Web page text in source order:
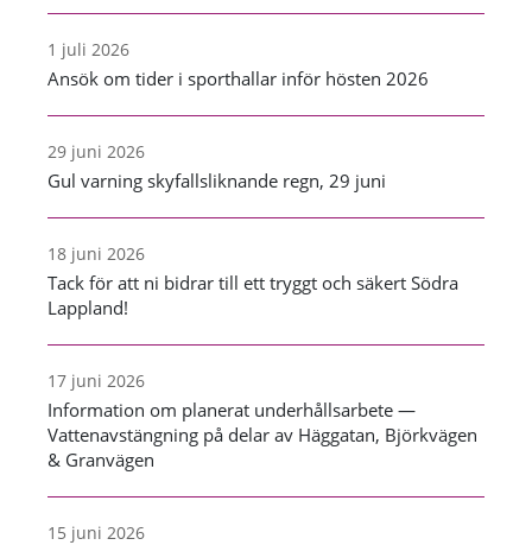
1 juli 2026
Ansök om tider i sporthallar inför hösten 2026
29 juni 2026
Gul varning skyfallsliknande regn, 29 juni
18 juni 2026
Tack för att ni bidrar till ett tryggt och säkert Södra
Lappland!
17 juni 2026
Information om planerat underhållsarbete —
Vattenavstängning på delar av Häggatan, Björkvägen
& Granvägen
15 juni 2026